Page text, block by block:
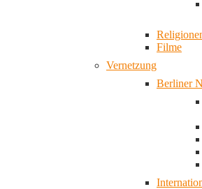
Filme
Vernetzung
Berliner